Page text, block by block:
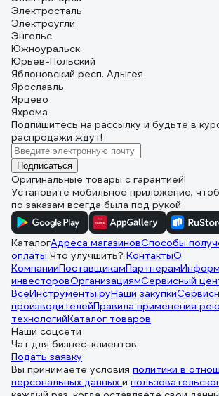
Электросталь
Электроугли
Энгельс
Южноуральск
Юрьев-Польский
Яблоновский респ. Адыгея
Ярославль
Ярцево
Яхрома
Подпишитесь на рассылку и будьте в
распродажи ждут!
Подписаться
Оригинальные товары с гарантией!
Установите мобильное приложение,
по заказам всегда была под рукой
КаталогАдреса магазиновСпособы
оплаты Что улучшить? КонтактыО
КомпанииПоставщикамПартнерам
инвесторовОрганизациямСервисный
ВсеИнструменты.руНаши закупки
производителейПравила применения
технологийКаталог товаров
Наши соцсети
Чат для бизнес-клиентов
Подать заявку
Вы принимаете условия политики в
персональных данных и